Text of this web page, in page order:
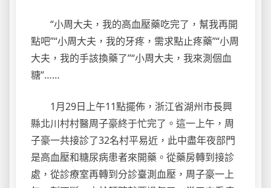
“小周大夫，我的高血壓藥吃完了，幫我再開
點吧”“小周大夫，我的牙疼，需求點止疼藥”“小周
大夫，我的手該換藥了”“小周大夫，我來測個血
糖”……
1月29日上午11點擺佈，浙江省湖州市長興
縣北川村村醫周子豪終于忙完了。這一上午，周
子豪一共接診了32名村平易近，此中盡年夜部門
是高血壓和糖尿病患者來開藥。從藥房轉到接診
處，從診療室再轉到分診臺測血壓，周子豪一上